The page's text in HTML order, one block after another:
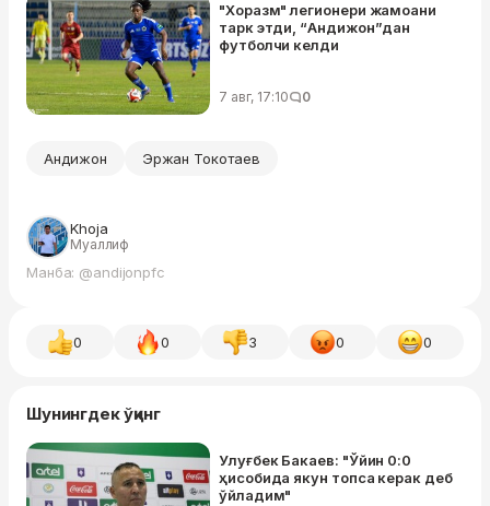
"Хоразм" легионери жамоани
тарк этди, “Андижон”дан
футболчи келди
7 авг, 17:10 0
Андижон Эржан Токотаев
Khoja
Муаллиф
Манба: @andijonpfc
0 0 3 0 0
Шунингдек ўқинг
Улуғбек Бакаев: "Ўйин 0:0
ҳисобида якун топса керак деб
ўйладим"